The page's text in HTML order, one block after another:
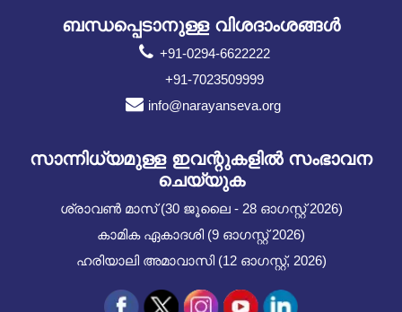
ബന്ധപ്പെടാനുള്ള വിശദാംശങ്ങൾ
+91-0294-6622222
+91-7023509999
info@narayanseva.org
സാന്നിധ്യമുള്ള ഇവന്റുകളില്‍ സംഭാവന
ചെയ്യുക
ശ്രാവൺ മാസ് (30 ജൂലൈ - 28 ഓഗസ്റ്റ് 2026)
കാമിക ഏകാദശി (9 ഓഗസ്റ്റ് 2026)
ഹരിയാലി അമാവാസി (12 ഓഗസ്റ്റ്, 2026)